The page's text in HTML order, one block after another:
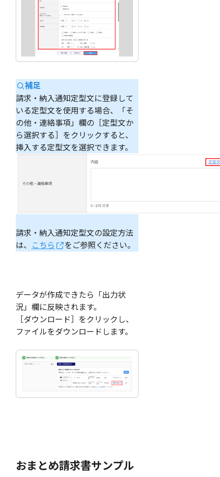
補足
請求・納入通知定型文に登録して
いる定型文を使用する場合、「そ
の他・連絡事項」欄の［定型文か
ら選択する］をクリックすると、
挿入する定型文を選択できます。
請求・納入通知定型文の設定方法
は、 こちら をご参照ください。
データが作成できたら「出力状
況」欄に反映されます。
［ダウンロード］をクリックし、
ファイルをダウンロードします。
おまとめ請求書サンプル